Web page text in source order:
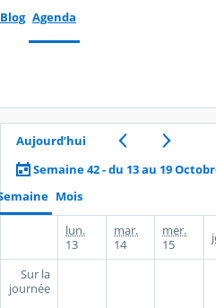
Blog Agenda
Aujourd’hui
Semaine 42 - du 13 au 19
Mois
lun.
13
mar.
14
mer.
15
Sur la
journée